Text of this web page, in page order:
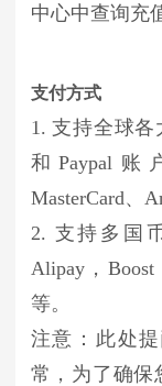
中心中查询充
支付方式
1. 支持全球各
和Paypal
MasterCard、
2. 支持多国
Alipay，Boost
等。
注意：此处
常，为了确保